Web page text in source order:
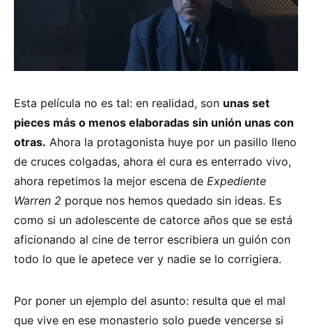
Esta película no es tal: en realidad, son unas set
pieces más o menos elaboradas sin unión unas con
otras. Ahora la protagonista huye por un pasillo lleno
de cruces colgadas, ahora el cura es enterrado vivo,
ahora repetimos la mejor escena de Expediente
Warren 2 porque nos hemos quedado sin ideas. Es
como si un adolescente de catorce años que se está
aficionando al cine de terror escribiera un guión con
todo lo que le apetece ver y nadie se lo corrigiera.
Por poner un ejemplo del asunto: resulta que el mal
que vive en ese monasterio solo puede vencerse si